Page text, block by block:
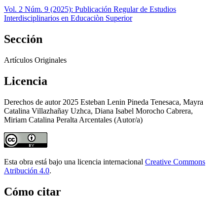
Vol. 2 Núm. 9 (2025): Publicación Regular de Estudios
Interdisciplinarios en Educaciòn Superior
Sección
Artículos Originales
Licencia
Derechos de autor 2025 Esteban Lenin Pineda Tenesaca, Mayra
Catalina Villazhañay Uzhca, Diana Isabel Morocho Cabrera,
Miriam Catalina Peralta Arcentales (Autor/a)
Esta obra está bajo una licencia internacional Creative Commons
Atribución 4.0.
Cómo citar